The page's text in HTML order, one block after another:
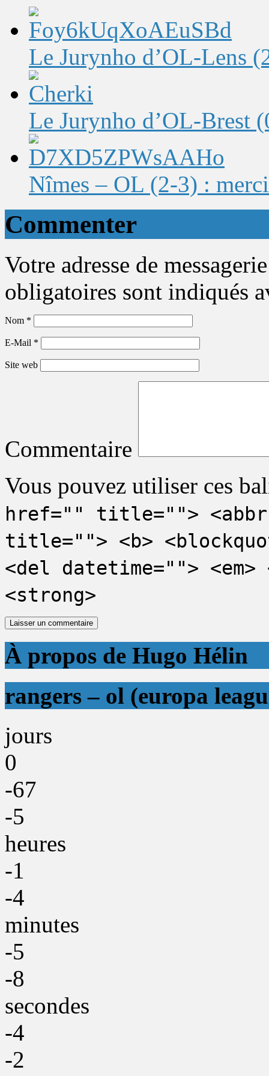
Le Jurynho d’OL-Lens
Le Jurynho d’OL-Brest
Nîmes – OL (2-3) :
Commenter
Votre adresse de
obligatoires sont indiqués
Nom *
E-Mail *
Site web
Commentaire
Vous pouvez utiliser ces
href="" title="">
title=""> <b>
<del datetime="">
<strong>
À propos de Hugo Hélin
rangers – ol (europa
jours
0
-67
-5
heures
-1
-4
minutes
-5
-8
secondes
-4
-2